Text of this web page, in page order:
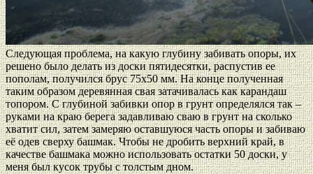
Следующая проблема, на какую глубину забивать опоры, их
решено было делать из доски пятидесятки, распустив ее
пополам, получился брус 75х50 мм. На конце полученная
таким образом деревянная свая затачивалась как карандаш
топором. С глубиной забивки опор в грунт определялся так –
руками на краю берега задавливаю сваю в грунт на сколько
хватит сил, затем замеряю оставшуюся часть опоры и забиваю
её одев сверху башмак. Чтобы не дробить верхний край, в
качестве башмака можно использовать остатки 50 доски, у
меня был кусок трубы с толстым дном.